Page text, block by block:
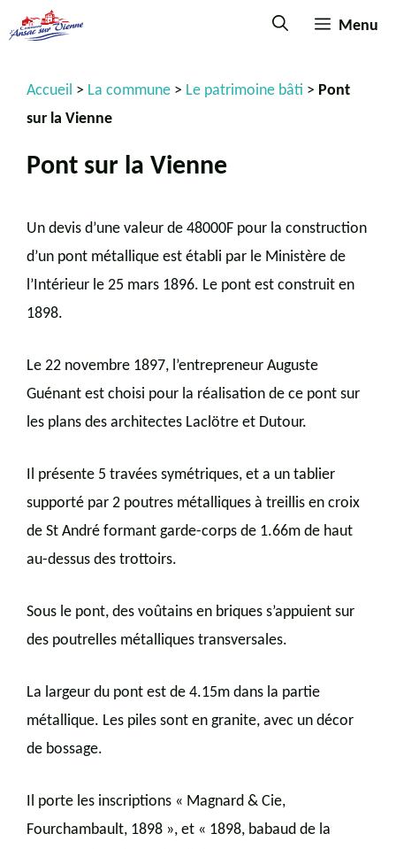
Menu
Accueil > La commune > Le patrimoine bâti > Pont
sur la Vienne
Pont sur la Vienne
Un devis d’une valeur de 48000F pour la construction
d’un pont métallique est établi par le Ministère de
l’Intérieur le 25 mars 1896. Le pont est construit en
1898.
Le 22 novembre 1897, l’entrepreneur Auguste
Guénant est choisi pour la réalisation de ce pont sur
les plans des architectes Laclötre et Dutour.
Il présente 5 travées symétriques, et a un tablier
supporté par 2 poutres métalliques à treillis en croix
de St André formant garde-corps de 1.66m de haut
au-dessus des trottoirs.
Sous le pont, des voûtains en briques s’appuient sur
des poutrelles métalliques transversales.
La largeur du pont est de 4.15m dans la partie
métallique. Les piles sont en granite, avec un décor
de bossage.
Il porte les inscriptions « Magnard & Cie,
Fourchambault, 1898 », et « 1898, babaud de la